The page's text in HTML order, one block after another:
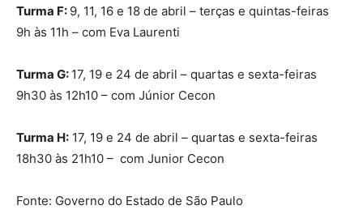
Turma F: 9, 11, 16 e 18 de abril – terças e quintas-feiras
9h às 11h – com Eva Laurenti
Turma G: 17, 19 e 24 de abril – quartas e sexta-feiras
9h30 às 12h10 – com Júnior Cecon
Turma H: 17, 19 e 24 de abril – quartas e sexta-feiras
18h30 às 21h10 – com Junior Cecon
Fonte: Governo do Estado de São Paulo